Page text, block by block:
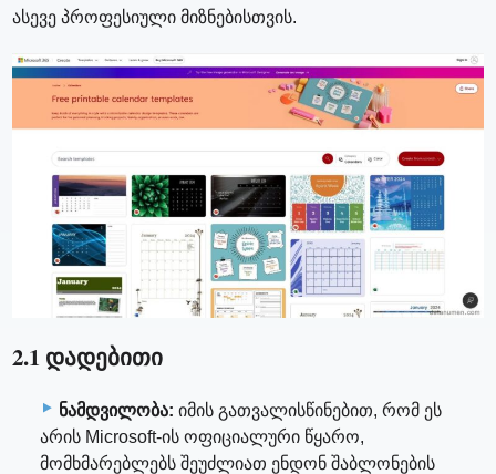
ასევე პროფესიული მიზნებისთვის.
2.1 დადებითი
ნამდვილობა: იმის გათვალისწინებით, რომ ეს
არის Microsoft-ის ოფიციალური წყარო,
მომხმარებლებს შეუძლიათ ენდონ შაბლონების